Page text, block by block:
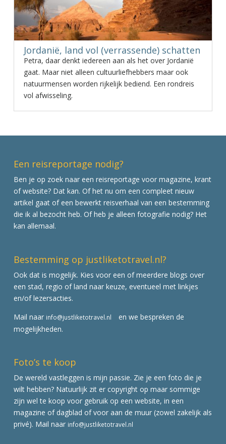
Jordanië, land vol (verrassende) schatten
Petra, daar denkt iedereen aan als het over Jordanië
gaat. Maar niet alleen cultuurliefhebbers maar ook
natuurmensen worden rijkelijk bediend. Een rondreis
vol afwisseling.
Een reisreportage nodig?
Ben je op zoek naar een reisreportage voor magazine, krant
of website? Dat kan. Of het nu om een compleet nieuw
artikel gaat of een bewerkt reisverhaal van een bestemming
die ik al bezocht heb. Of heb je alleen fotografie nodig? Het
kan allemaal.
Bestemming op justliketotravel.nl?
Ook dat is mogelijk. Kies voor een of meerdere blogs over
een stad, regio of land naar keuze, eventueel met linkjes
en/of lezersacties.
Mail naar info@justliketotravel.nl
en we bespreken de
mogelijkheden.
Foto’s te koop
De wereld vastleggen is mijn passie. Zie je een foto die je
wilt hebben? Natuurlijk zit er copyright op maar sommige
zijn wel te koop voor gebruik op een website, in een
magazine of dagblad of voor aan de muur (zowel zakelijk als
privé). Mail naar info@justliketotravel.nl